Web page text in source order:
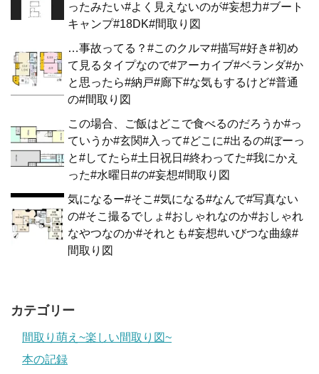
ったみたい#よく見えないのが#妄想力#ブート
キャンプ#18DK#間取り図
…事故ってる？#このクルマ#描写#好き#初め
て見るタイプなので#アーカイブ#ベランダ#か
と思ったら#納戸#廊下#な気もするけど#普通
の#間取り図
この場合、ご飯はどこで食べるのだろうか#っ
ていうか#玄関#入って#どこに#出るの#ぼーっ
と#してたら#土日祝日#終わってた#我にかえ
った#水曜日#の#妄想#間取り図
気になるー#そこ#気になる#なんで#写真ない
の#そこ撮るでしょ#おしゃれなのか#おしゃれ
なやつなのか#それとも#妄想#いびつな曲線#
間取り図
カテゴリー
間取り萌え~楽しい間取り図~
本の記録